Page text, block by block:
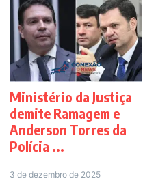
Ministério da Justiça
demite Ramagem e
Anderson Torres da
Polícia ...
3 de dezembro de 2025